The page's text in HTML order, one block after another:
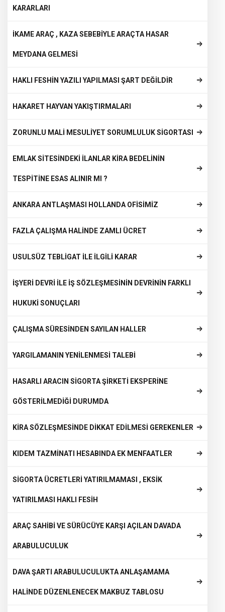
KARARLARI
İKAME ARAÇ , KAZA SEBEBİYLE ARAÇTA HASAR
MEYDANA GELMESİ
HAKLI FESHİN YAZILI YAPILMASI ŞART DEĞİLDİR
HAKARET HAYVAN YAKIŞTIRMALARI
ZORUNLU MALİ MESULİYET SORUMLULUK SİGORTASI
EMLAK SİTESİNDEKİ İLANLAR KİRA BEDELİNİN
TESPİTİNE ESAS ALINIR MI ?
ANKARA ANTLAŞMASI HOLLANDA OFİSİMİZ
FAZLA ÇALIŞMA HALİNDE ZAMLI ÜCRET
USULSÜZ TEBLİGAT İLE İLGİLİ KARAR
İŞYERİ DEVRİ İLE İŞ SÖZLEŞMESİNİN DEVRİNİN FARKLI
HUKUKİ SONUÇLARI
ÇALIŞMA SÜRESİNDEN SAYILAN HALLER
YARGILAMANIN YENİLENMESİ TALEBİ
HASARLI ARACIN SİGORTA ŞİRKETİ EKSPERİNE
GÖSTERİLMEDİĞİ DURUMDA
KİRA SÖZLEŞMESİNDE DİKKAT EDİLMESİ GEREKENLER
KIDEM TAZMİNATI HESABINDA EK MENFAATLER
SİGORTA ÜCRETLERİ YATIRILMAMASI , EKSİK
YATIRILMASI HAKLI FESİH
ARAÇ SAHİBİ VE SÜRÜCÜYE KARŞI AÇILAN DAVADA
ARABULUCULUK
DAVA ŞARTI ARABULUCULUKTA ANLAŞAMAMA
HALİNDE DÜZENLENECEK MAKBUZ TABLOSU